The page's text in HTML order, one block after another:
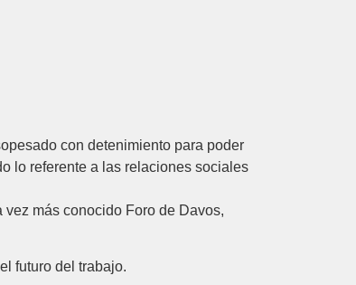
con detenimiento para poder
lo referente a las relaciones sociales
más conocido Foro de Davos,
futuro del trabajo.